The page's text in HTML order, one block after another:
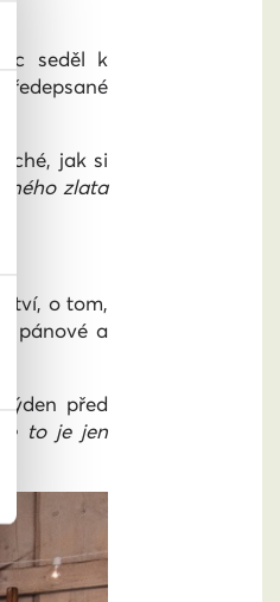
seděl k
jak si
zlata
o tom,
pánové a
před
to je jen